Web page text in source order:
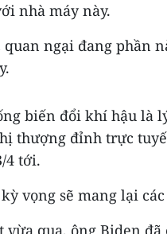
nhà máy này.
ngại đang phần
biến đổi khí hậu là
thượng đỉnh trực
4 tới.
vọng sẽ mang lại
vừa qua, ông Biden